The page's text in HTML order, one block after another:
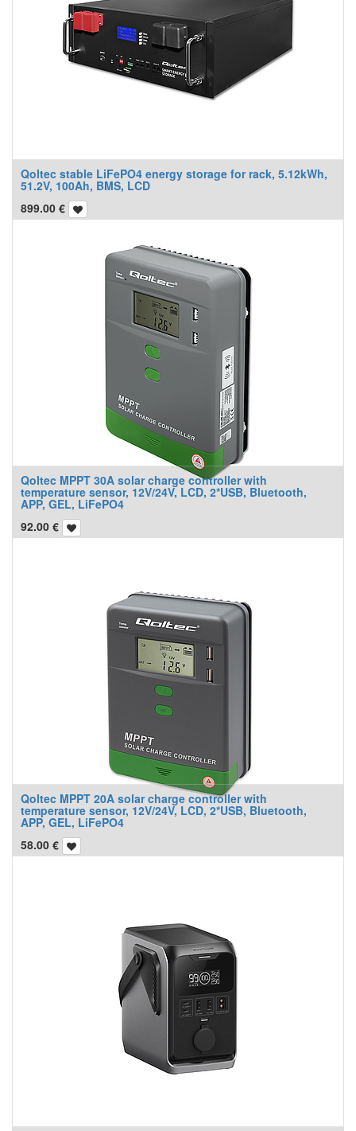
Qoltec stable LiFePO4 energy storage for rack, 5.12kWh,
51.2V, 100Ah, BMS, LCD
899.00 €
Qoltec MPPT 30A solar charge controller with
temperature sensor, 12V/24V, LCD, 2*USB, Bluetooth,
APP, GEL, LiFePO4
92.00 €
Qoltec MPPT 20A solar charge controller with
temperature sensor, 12V/24V, LCD, 2*USB, Bluetooth,
APP, GEL, LiFePO4
58.00 €